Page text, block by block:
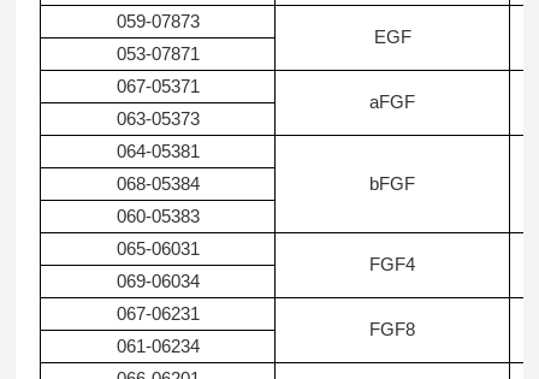
059-07873
EGF
053-07871
067-05371
aFGF
063-05373
064-05381
bFGF
068-05384
060-05383
065-06031
FGF4
069-06034
067-06231
FGF8
061-06234